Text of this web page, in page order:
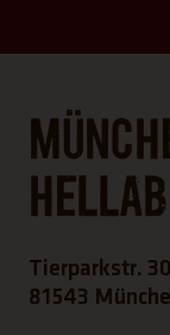
Tierparkstr. 30
81543